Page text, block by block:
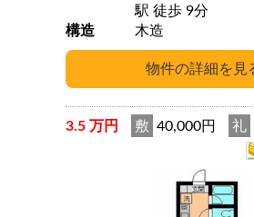
駅 徒歩 9分
構造
木造
3.5 万円 敷 40,000円 礼